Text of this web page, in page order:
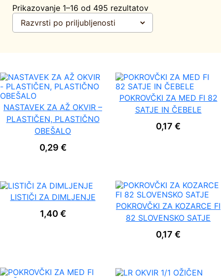
Prikazovanje 1–16 od 495 rezultatovR
a
v
e
n
o
p
o
l
j
e
n
o
NASTAVEK ZA AŽ OKVIR –
PLASTIČEN, PLASTIČNO
OBEŠALO
0,29 €
POKROVČKI ZA MED FI 82
SATJE IN ČEBELE
0,17 €
LISTIČI ZA DIMLJENJE
1,40 €
POKROVČKI ZA KOZARCE FI
82 SLOVENSKO SATJE
0,17 €